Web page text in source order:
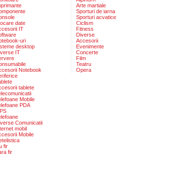
date
IT
uri
desktop
IT
Notebook
tablete
Mobile
PDA
Comunicatii
mobil
Mobile
fir
fir
Arte martiale
Sporturi de iarna
Sporturi acvatice
Ciclism
Fitness
Diverse
Accesorii
Evenimente
Concerte
Film
Teatru
Opera